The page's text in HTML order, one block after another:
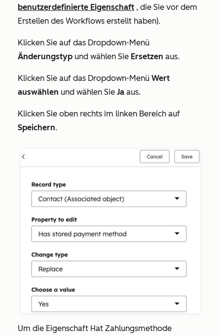
benutzerdefinierte Eigenschaft , die Sie vor dem
Erstellen des Workflows erstellt haben).
Klicken Sie auf das Dropdown-Menü
Änderungstyp und wählen Sie Ersetzen aus.
Klicken Sie auf das Dropdown-Menü Wert
auswählen und wählen Sie Ja aus.
Klicken Sie oben rechts im linken Bereich auf
Speichern.
Um die Eigenschaft Hat Zahlungsmethode